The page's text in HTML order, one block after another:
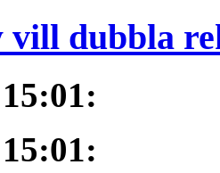
vill dubbla
:
: